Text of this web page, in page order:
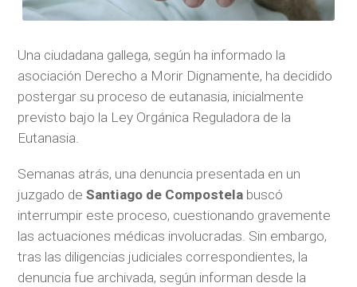
Una ciudadana gallega, según ha informado la
asociación Derecho a Morir Dignamente, ha decidido
postergar su proceso de eutanasia, inicialmente
previsto bajo la Ley Orgánica Reguladora de la
Eutanasia.
Semanas atrás, una denuncia presentada en un
juzgado deSantiago de Compostela buscó
interrumpir este proceso, cuestionando gravemente
las actuaciones médicas involucradas. Sin embargo,
tras las diligencias judiciales correspondientes, la
denuncia fue archivada, según informan desde la